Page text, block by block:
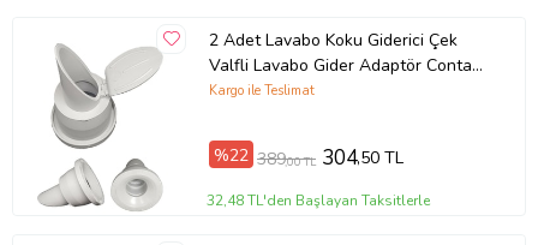
2 Adet Lavabo Koku Giderici Çek
Valfli Lavabo Gider Adaptör Conta
Koku Önleyici Pratik Montaj
Kargo ile Teslimat
%22 389,00 TL 304,50 TL
32,48 TL'den Başlayan Taksitlerle